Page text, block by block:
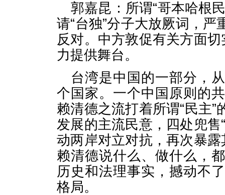
郭嘉昆：所谓“哥本哈根
请“台独”分子大放厥词，
反对。中方敦促有关方面
力提供舞台。
台湾是中国的一部分，
个国家。一个中国原则的
赖清德之流打着所谓“民主
发展的主流民意，四处兜售
动两岸对立对抗，再次暴露
赖清德说什么、做什么，
历史和法理事实，撼动不
格局。